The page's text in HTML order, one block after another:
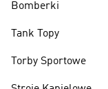
Bomberki
Tank Topy
Torby Sportowe